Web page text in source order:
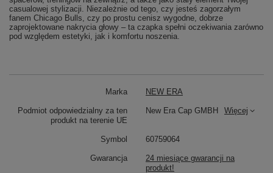
casualowej stylizacji. Niezależnie od tego, czy jesteś zagorzałym
fanem Chicago Bulls, czy po prostu cenisz wygodne, dobrze
zaprojektowane nakrycia głowy – ta czapka spełni oczekiwania zarówno
pod względem estetyki, jak i komfortu noszenia.
Marka NEW ERA
Podmiot odpowiedzialny za ten
produkt na terenie UE
New Era Cap GMBH Więcej
Symbol 60759064
Gwarancja
24 miesiące gwarancji na
produkt!